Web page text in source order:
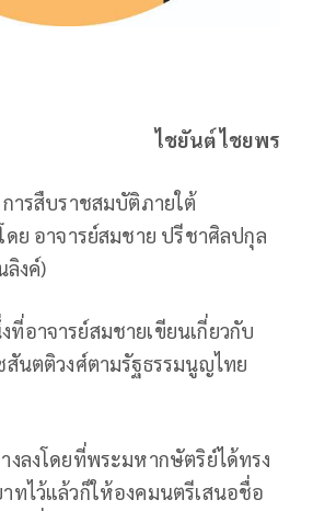
ไชยันต์ ไชยพร
ารสืบราชสมบัติภายใต้
ย อาจารย์สมชาย ปรีชาศิลปกุล
ลิงค์)
อาจารย์สมชายเขียนเกี่ยวกับ
สันตติวงศ์ตามรัฐธรรมนูญไทย
งลงโดยที่พระมหากษัตริย์ได้ทรง
ทไว้แล้วก็ให้องคมนตรีเสนอชื่อ